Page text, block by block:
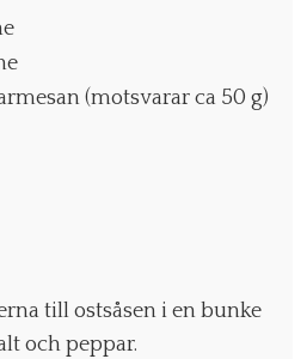
(motsvarar ca 50 g)
till ostsåsen i en bunke
och peppar.